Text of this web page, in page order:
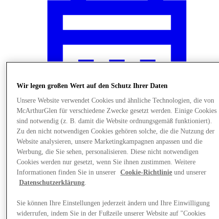
News
Wir legen großen Wert auf den Schutz Ihrer Daten
Unsere Website verwendet Cookies und ähnliche Technologien, die von
McArthurGlen für verschiedene Zwecke gesetzt werden. Einige Cookies
sind notwendig (z. B. damit die Website ordnungsgemäß funktioniert).
Zu den nicht notwendigen Cookies gehören solche, die die Nutzung der
Website analysieren, unsere Marketingkampagnen anpassen und die
Werbung, die Sie sehen, personalisieren. Diese nicht notwendigen
Cookies werden nur gesetzt, wenn Sie ihnen zustimmen. Weitere
Informationen finden Sie in unserer
Cookie-Richtlinie und unserer
Datenschutzerklärung
Sie können Ihre Einstellungen jederzeit ändern und Ihre Einwilligung
widerrufen, indem Sie in der Fußzeile unserer Website auf "Cookies